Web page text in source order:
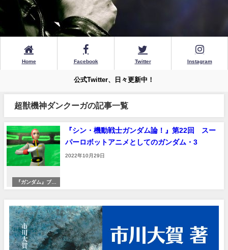
Home Facebook Twitter Instagram
公式Twitter、日々更新中！
超獣機神ダンクーガの記事一覧
『ガンダム』ブー
ムへ
『シン・機動戦士ガンダム論！』第22回 スー
パーロボットアニメとしてのガンダム・3
2022年10月29日